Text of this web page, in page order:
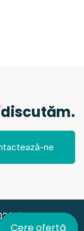
Cere ofertă
ne
|Politica de